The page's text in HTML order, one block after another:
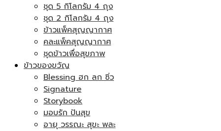
ชุด 5 กิโลกรัม 4 ถุง
ชุด 2 กิโลกรัม 4 ถุง
ข้าวแพ็คสุญญากาศ
คละแพ็คสุญญากาศ
ชุดข้าวเพื่อสุขภาพ
ข้าวของขวัญ
Blessing ฮก ลก ซิ่ว
Signature
Storybook
มอบรัก ปันสุข
อายุ วรรณะ สุขะ พละ